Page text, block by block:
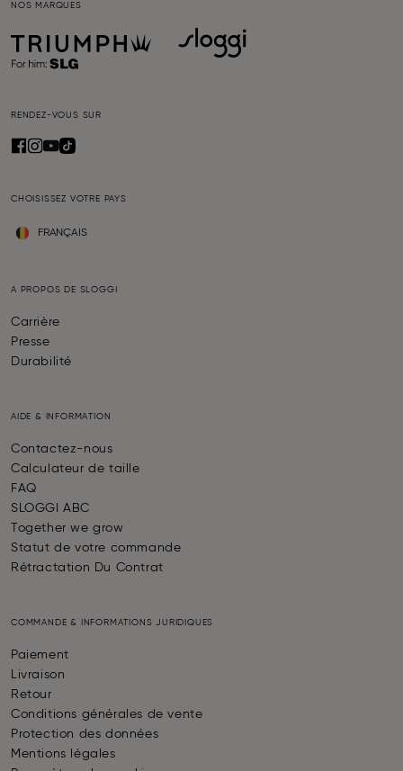
NOS MARQUES
RENDEZ-VOUS SUR
CHOISISSEZ VOTRE PAYS
FRANÇAIS
A PROPOS DE SLOGGI
Carrière
Presse
Durabilité
AIDE & INFORMATION
Contactez-nous
Calculateur de taille
FAQ
SLOGGI ABC
Together we grow
Statut de votre commande
Rétractation Du Contrat
COMMANDE & INFORMATIONS JURIDIQUES
Paiement
Livraison
Retour
Conditions générales de vente
Protection des données
Mentions légales